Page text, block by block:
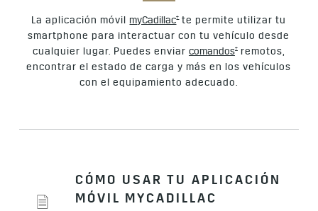
La aplicación móvilmyCadillac†te permite utilizar tu
smartphone para interactuar con tu vehículo desde
cualquier lugar. Puedes enviar comandos†remotos,
encontrar el estado de carga y más en los vehículos
con el equipamiento adecuado.
CÓMO USAR TU APLICACIÓN
MÓVIL MYCADILLAC